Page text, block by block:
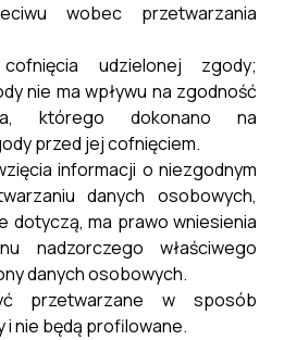
3 5 Następna
wobec przetwarzania
udzielonej zgody;
nie ma wpływu na zgodność
którego dokonano na
przed jej cofnięciem.
informacji o niezgodnym
danych osobowych,
dotyczą, ma prawo wniesienia
nadzorczego właściwego
danych osobowych.
przetwarzane w sposób
i nie będą profilowane.